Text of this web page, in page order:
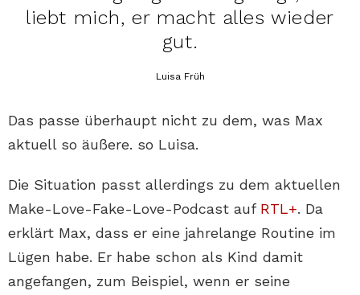
liebt mich, er macht alles wieder
gut.
Luisa Früh
Das passe überhaupt nicht zu dem, was Max
aktuell so äußere. so Luisa.
Die Situation passt allerdings zu dem aktuellen
Make-Love-Fake-Love-Podcast auf RTL+. Da
erklärt Max, dass er eine jahrelange Routine im
Lügen habe. Er habe schon als Kind damit
angefangen, zum Beispiel, wenn er seine